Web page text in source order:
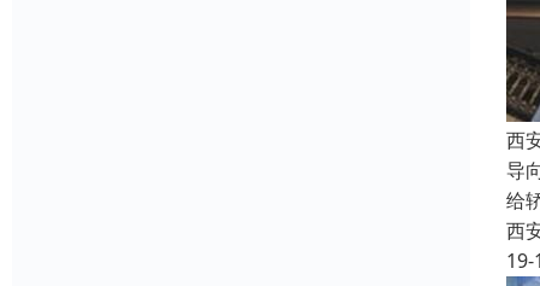
西
导
给
西
19-